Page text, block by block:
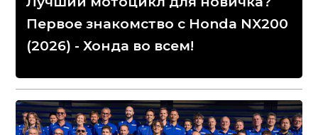
Первое знакомство с Honda NX200
(2026) - Хонда во всем!